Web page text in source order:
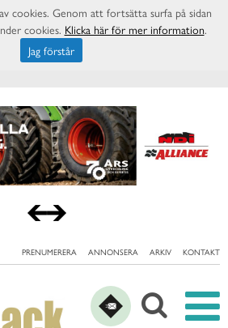
PRENUMERERA ANNONSERA ARKIV KONTAKT
cookies. Genom att fortsätta surfa på sidan
cookies. Klicka här för mer information.
Jag förstår